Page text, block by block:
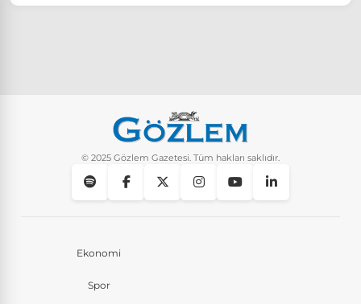
© 2025 Gözlem Gazetesi. Tüm hakları saklıdır.
Ekonomi
Spor